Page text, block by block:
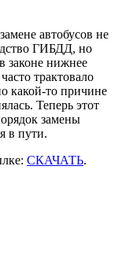
автобусов не
ГИБДД, но
законе нижнее
трактовало
какой-то причине
Теперь этот
замены
в пути.
СКАЧАТЬ.